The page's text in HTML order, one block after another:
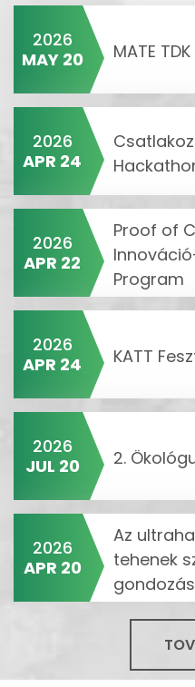
2026
MAY 20
MATE
2026
APR 24
2026
APR 22
Proof of
Program
2026
APR 24
KATT
2026
JUL 20
2.
2026
APR 20
Az
tehenek